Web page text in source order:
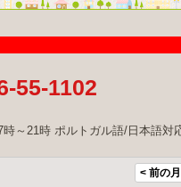
55-1102
時～21時 ポルトガル語/日本語対